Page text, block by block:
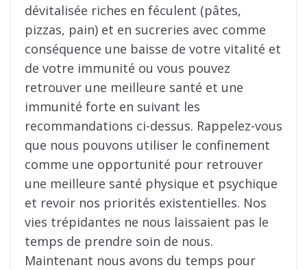
dévitalisée riches en féculent (pâtes,
pizzas, pain) et en sucreries avec comme
conséquence une baisse de votre vitalité et
de votre immunité ou vous pouvez
retrouver une meilleure santé et une
immunité forte en suivant les
recommandations ci-dessus. Rappelez-vous
que nous pouvons utiliser le confinement
comme une opportunité pour retrouver
une meilleure santé physique et psychique
et revoir nos priorités existentielles. Nos
vies trépidantes ne nous laissaient pas le
temps de prendre soin de nous.
Maintenant nous avons du temps pour